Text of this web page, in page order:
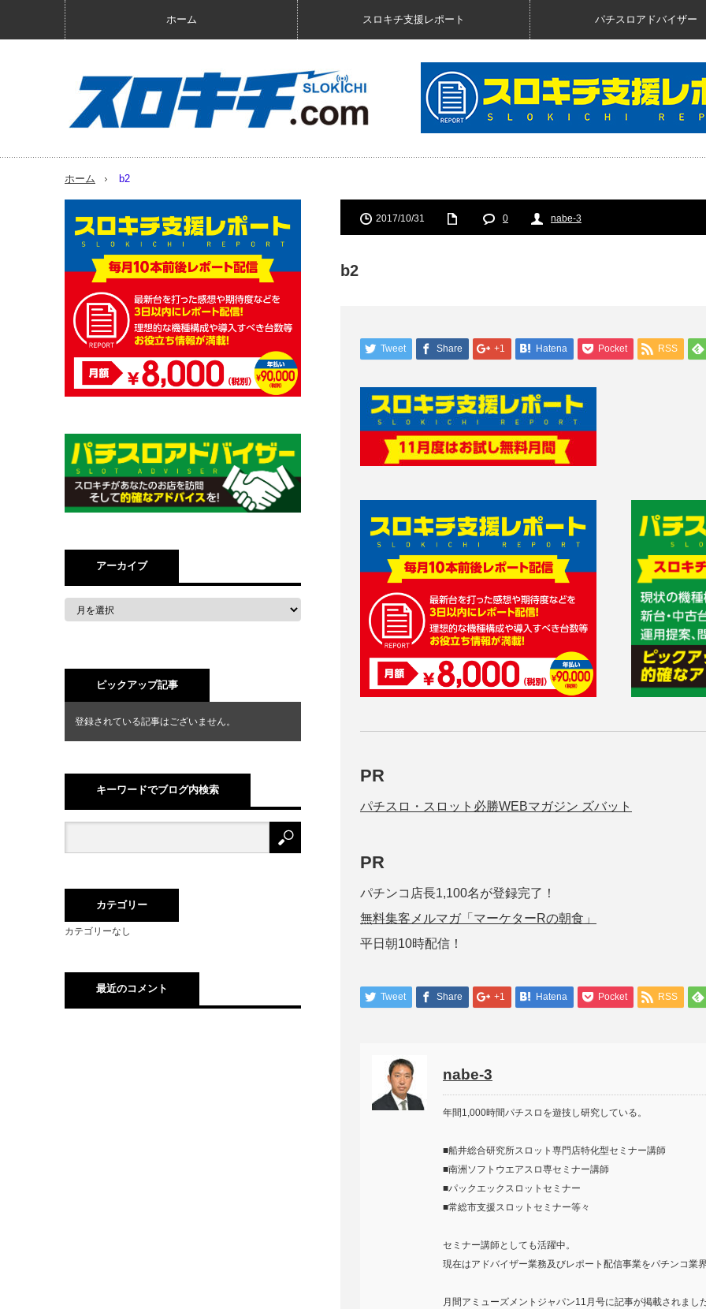
ホーム スロキチ支援レポート パチスロアドバイザー
ホーム b2
2017/10/31 0 nabe-3
b2
Tweet Share +1 Hatena Pocket RSS
PR
パチスロ・スロット必勝WEBマガジン ズバット
PR
パチンコ店長1,100名が登録完了！
無料集客メルマガ「マーケターRの朝食」
平日朝10時配信！
Tweet Share +1 Hatena Pocket RSS
nabe-3
年間1,000時間パチスロを遊技し研究している。
■船井総合研究所スロット専門店特化型セミナー講師
■南洲ソフトウエアスロ専セミナー講師
■パックエックスロットセミナー
■常総市支援スロットセミナー等々
セミナー講師としても活躍中。
現在はアドバイザー業務及びレポート配信事業をパチンコ業界
月間アミューズメントジャパン11月号に記事が掲載されまし
アーカイブ
ピックアップ記事
登録されている記事はございません。
キーワードでブログ内検索
カテゴリー
カテゴリーなし
最近のコメント